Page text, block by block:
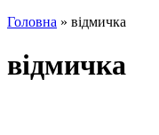
Головна » відмичка
відмичка